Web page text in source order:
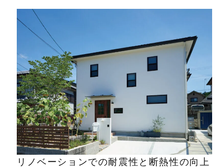
リノベーションでの耐震性と断熱性の向上